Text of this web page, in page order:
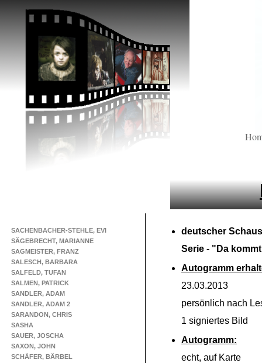
SACHENBACHER-STEHLE, EVI
SÄGEBRECHT, MARIANNE
SAGMEISTER, FRANZ
SALESCH, BARBARA
SALFELD, TUFAN
SALMEN, PATRICK
SANDLER, ADAM
SANDLER, ADAM 2
SARANDON, CHRIS
SASHA
SAUER, JOSCHA
SAXON, JOHN
SCHÄFER, BÄRBEL
deutscher
Serie - "Da
Autogramm
23.03.2013
persönlich nach
1 signiertes Bild
Autogramm:
echt, auf Karte